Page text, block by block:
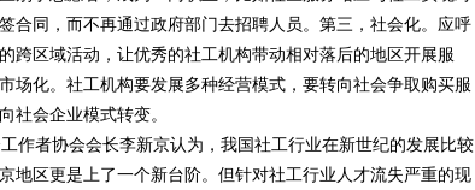
合同，而不再通过政府部门去招聘人员。第三，社会化。应呼
跨区域活动，让优秀的社工机构带动相对落后的地区开展服
场化。社工机构要发展多种经营模式，要转向社会争取购买服
社会企业模式转变。
作者协会会长李新京认为，我国社工行业在新世纪的发展比较
地区更是上了一个新台阶。但针对社工行业人才流失严重的现